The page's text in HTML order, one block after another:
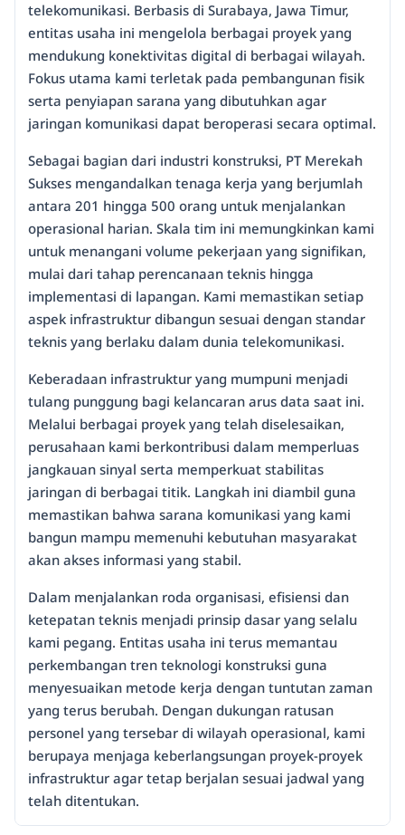
telekomunikasi. Berbasis di Surabaya, Jawa Timur,
entitas usaha ini mengelola berbagai proyek yang
mendukung konektivitas digital di berbagai wilayah.
Fokus utama kami terletak pada pembangunan fisik
serta penyiapan sarana yang dibutuhkan agar
jaringan komunikasi dapat beroperasi secara optimal.
Sebagai bagian dari industri konstruksi, PT Merekah
Sukses mengandalkan tenaga kerja yang berjumlah
antara 201 hingga 500 orang untuk menjalankan
operasional harian. Skala tim ini memungkinkan kami
untuk menangani volume pekerjaan yang signifikan,
mulai dari tahap perencanaan teknis hingga
implementasi di lapangan. Kami memastikan setiap
aspek infrastruktur dibangun sesuai dengan standar
teknis yang berlaku dalam dunia telekomunikasi.
Keberadaan infrastruktur yang mumpuni menjadi
tulang punggung bagi kelancaran arus data saat ini.
Melalui berbagai proyek yang telah diselesaikan,
perusahaan kami berkontribusi dalam memperluas
jangkauan sinyal serta memperkuat stabilitas
jaringan di berbagai titik. Langkah ini diambil guna
memastikan bahwa sarana komunikasi yang kami
bangun mampu memenuhi kebutuhan masyarakat
akan akses informasi yang stabil.
Dalam menjalankan roda organisasi, efisiensi dan
ketepatan teknis menjadi prinsip dasar yang selalu
kami pegang. Entitas usaha ini terus memantau
perkembangan tren teknologi konstruksi guna
menyesuaikan metode kerja dengan tuntutan zaman
yang terus berubah. Dengan dukungan ratusan
personel yang tersebar di wilayah operasional, kami
berupaya menjaga keberlangsungan proyek-proyek
infrastruktur agar tetap berjalan sesuai jadwal yang
telah ditentukan.